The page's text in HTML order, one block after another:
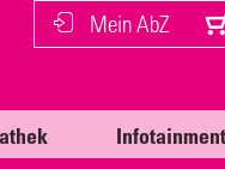
Mein AbZ
Infotainment